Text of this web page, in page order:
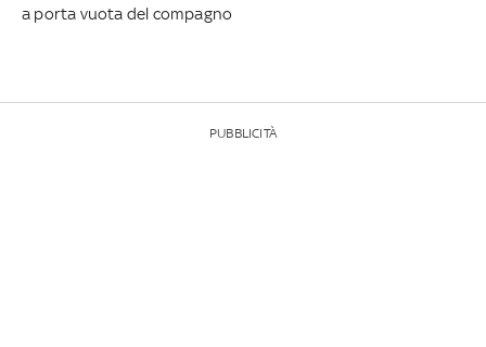
a porta vuota del compagno
PUBBLICITÀ